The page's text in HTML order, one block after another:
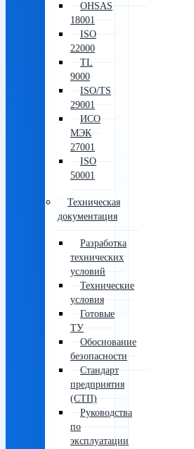
OHSAS
18001
ISO
22000
TL
9000
ISO/TS
29001
ИСО
МЭК
27001
ISO
50001
Техническая
документация
Разработка
технических
условий
Технические
условия
Готовые
ТУ
Обоснование
безопасности
Стандарт
предприятия
(СТП)
Руководства
по
эксплуатации